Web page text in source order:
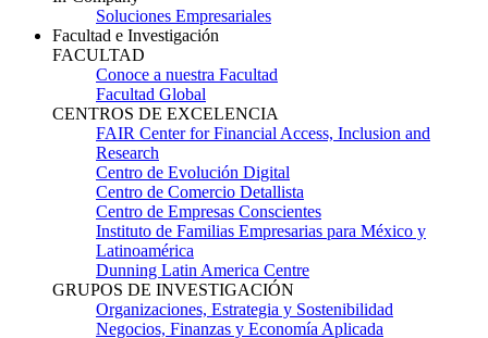
Soluciones Empresariales
Facultad e Investigación
FACULTAD
Conoce a nuestra Facultad
Facultad Global
CENTROS DE EXCELENCIA
FAIR Center for Financial Access, Inclusion and
Research
Centro de Evolución Digital
Centro de Comercio Detallista
Centro de Empresas Conscientes
Instituto de Familias Empresarias para México y
Latinoamérica
Dunning Latin America Centre
GRUPOS DE INVESTIGACIÓN
Organizaciones, Estrategia y Sostenibilidad
Negocios, Finanzas y Economía Aplicada